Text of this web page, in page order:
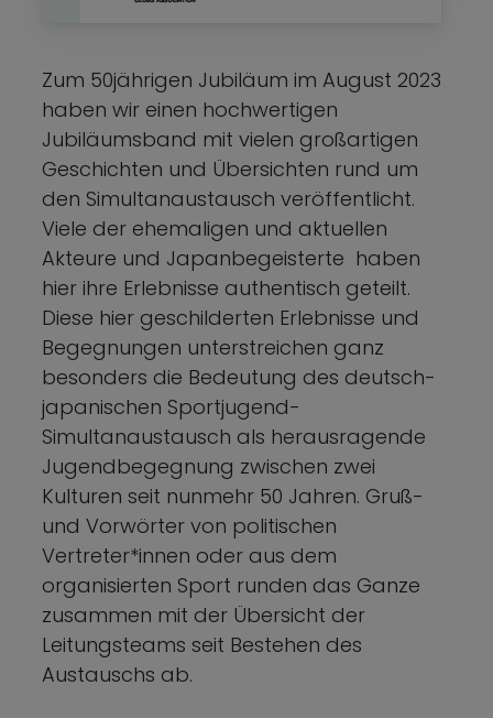
Zum 50jährigen Jubiläum im August 2023
haben wir einen hochwertigen
Jubiläumsband mit vielen großartigen
Geschichten und Übersichten rund um
den Simultanaustausch veröffentlicht.
Viele der ehemaligen und aktuellen
Akteure und Japanbegeisterte haben
hier ihre Erlebnisse authentisch geteilt.
Diese hier geschilderten Erlebnisse und
Begegnungen unterstreichen ganz
besonders die Bedeutung des deutsch-
japanischen Sportjugend-
Simultanaustausch als herausragende
Jugendbegegnung zwischen zwei
Kulturen seit nunmehr 50 Jahren. Gruß-
und Vorwörter von politischen
Vertreter*innen oder aus dem
organisierten Sport runden das Ganze
zusammen mit der Übersicht der
Leitungsteams seit Bestehen des
Austauschs ab.